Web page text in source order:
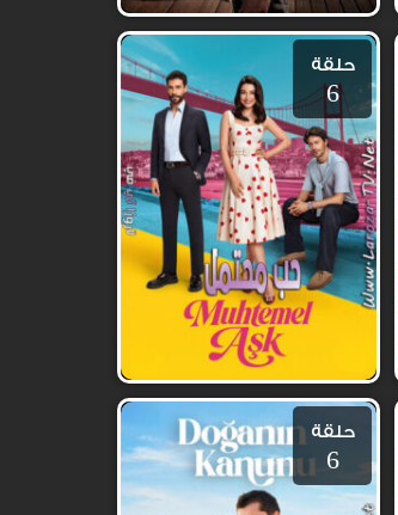
حلقة
6
حلقة
6